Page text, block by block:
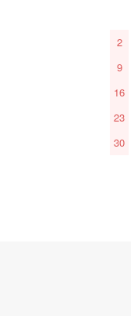
2
9
16
23
30